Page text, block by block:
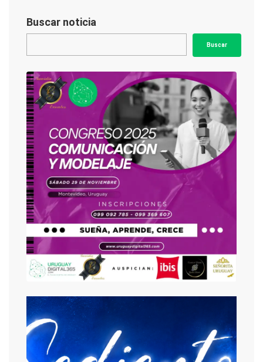
Buscar noticia
Buscar